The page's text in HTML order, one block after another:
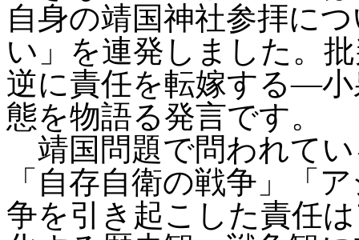
自身の靖国神社参拝に
い」を連発しました。
逆に責任を転嫁する―小
態を物語る発言です。
靖国問題で問われて
「自存自衛の戦争」「
争を引き起こした責任